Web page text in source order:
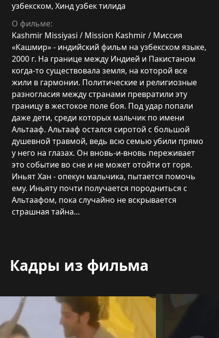
узбекском, Хинд узбек тилида
О фильме:
Kashmir Missiyasi / Mission Kashmir / Миссия
«Кашмир» - индийский фильм на узбекском языке,
2000 г. На границе между Индией и Пакистаном
когда-то существовала земля, на которой все
жили в гармонии. Политические и религиозные
разногласия между странами превратили эту
границу в жестокое поле боя. Под удар попали
даже дети, среди которых мальчик по имени
Альтааф. Альтааф остался сиротой с большой
душевной травмой, ведь всю семью убили прямо
у него на глазах. Он вновь-и-вновь переживает
это событие во сне и не может отойти от горя.
Иньят Хан - опекун мальчика, пытается помочь
ему. Иньяту почти получается породниться с
Альтаафом, пока случайно не вскрывается
страшная тайна...
Кадры из фильма